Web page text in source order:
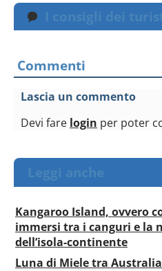
I consigli dei
Commenti
Lascia un commento
Devi fare login per poter
Leggi anche
Kangaroo Island, ovvero
immersi tra i canguri e la
dell’isola-continente
Luna di Miele tra